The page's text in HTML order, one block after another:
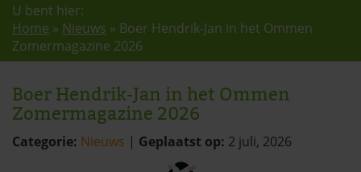
U bent hier:
Home » Nieuws » Boer Hendrik-Jan in het Ommen
Zomermagazine 2026
Boer Hendrik-Jan in het Ommen
Zomermagazine 2026
Categorie: Nieuws | Geplaatst op: 2 juli, 2026